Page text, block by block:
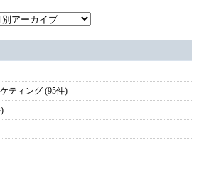
ティング (95件)